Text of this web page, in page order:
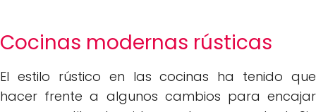
Cocinas modernas rústicas
El estilo rústico en las cocinas ha tenido que
hacer frente a algunos cambios para encajar